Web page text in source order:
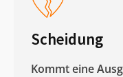
Scheidung
Kommt eine